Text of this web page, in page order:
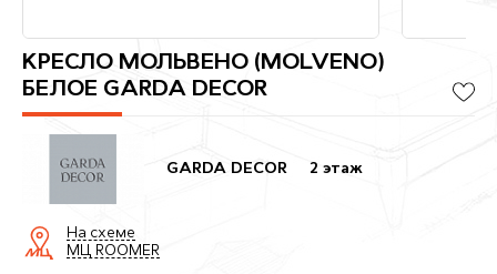
КРЕСЛО МОЛЬВЕНО (MOLVENO)
БЕЛОЕ GARDA DECOR
GARDA DECOR 2 этаж
На схеме
МЦ ROOMER